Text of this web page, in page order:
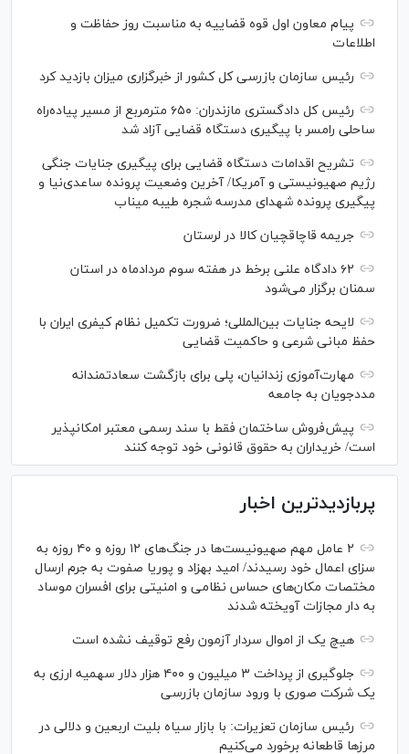
پیام معاون اول قوه قضاییه به مناسبت روز حفاظت و
اطلاعات
رئیس سازمان بازرسی کل کشور از خبرگزاری میزان بازدید کرد
رئیس کل دادگستری مازندران: ۶۵۰ مترمربع از مسیر پیاده‌راه
ساحلی رامسر با پیگیری دستگاه قضایی آزاد شد
تشریح اقدامات دستگاه قضایی برای پیگیری جنایات جنگی
رژیم صهیونیستی و آمریکا/ آخرین وضعیت پرونده ساعدی‌نیا و
پیگیری پرونده شهدای مدرسه شجره طیبه میناب
جریمه قاچاقچیان کالا در لرستان
۶۲ دادگاه علنی برخط در هفته سوم مردادماه در استان
سمنان برگزار می‌شود
لایحه جنایات بین‌المللی؛ ضرورت تکمیل نظام کیفری ایران با
حفظ مبانی شرعی و حاکمیت قضایی
مهارت‌آموزی زندانیان، پلی برای بازگشت سعادتمندانه
مددجویان به جامعه
پیش‌فروش ساختمان فقط با سند رسمی معتبر امکانپذیر
است/ خریداران به حقوق قانونی خود توجه کنند
پربازدیدترین اخبار
۲ عامل مهم صهیونیست‌ها در جنگ‌های ۱۲ روزه و ۴۰ روزه به
سزای اعمال خود رسیدند/ امید بهزاد و پوریا صفوت به جرم ارسال
مختصات مکان‌های حساس نظامی و امنیتی برای افسران موساد
به دار مجازات آویخته شدند
هیچ یک از اموال سردار آزمون رفع توقیف نشده است
جلوگیری از پرداخت ۳ میلیون و ۴۰۰ هزار دلار سهمیه ارزی به
یک شرکت صوری با ورود سازمان بازرسی
رئیس سازمان تعزیرات: با بازار سیاه بلیت اربعین و دلالی در
مرز‌ها قاطعانه برخورد می‌کنیم